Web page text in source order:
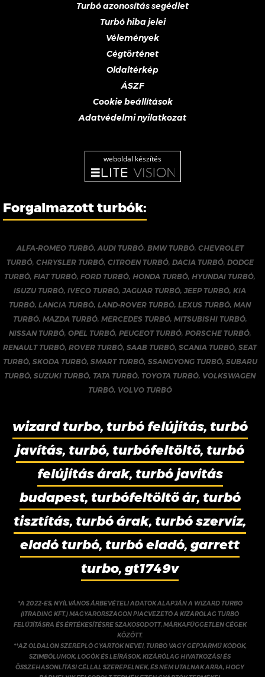
Turbó azonosítás segédlet
Turbó hiba jelei
Vélemények
Cégtörténet
Oldaltérkép
ÁSZF
Cookie beállítások
Adatvédelmi nyilatkozat
weboldal készítés
Forgalmazott turbók:
ALFA-ROMEO TURBÓ,AUDI TURBÓ, BMW TURBÓ, CHEVROLET
TURBÓ, CHRYSLER TURBÓ, CITROEN TURBÓ, DACIA TURBÓ, DODGE
TURBÓ,FIAT TURBÓ,FORD TURBÓ, HONDA TURBÓ, HYUNDAI TURBÓ,
ISUZU TURBÓ,IVECO TURBÓ,JAGUAR TURBÓ,JEEP TURBÓ,KIA
TURBÓ,LANCIA TURBÓ,LAND-ROVER TURBÓ,LEXUS TURBÓ,MAN
TURBÓ, MAZDA TURBÓ, MERCEDES TURBÓ, MITSUBISHI TURBÓ,
NISSAN TURBÓ, OPEL TURBÓ, PEUGEOT TURBÓ, PORSCHE TURBÓ,
RENAULT TURBÓ,ROVER TURBÓ,SAAB TURBÓ,SCANIA TURBÓ,SEAT
TURBÓ, SKODA TURBÓ, SMART TURBÓ, SSANGYONG TURBÓ, SUBARU
TURBÓ,SUZUKI TURBÓ, TATA TURBÓ, TOYOTA TURBÓ, VOLKSWAGEN
TURBÓ, VOLVO TURBÓ
wizard turbo, turbó felújítás, turbó
javítás, turbó, turbófeltöltő, turbó
felújítás árak, turbó javítás
budapest, turbófeltöltő ár, turbó
tisztítás, turbó árak, turbó szervíz,
eladó turbó, turbó eladó, garrett
turbo, gt1749v
*A 2022-ES, NYÍLVÁNOS ÁRBEVÉTELI ADATOK ALAPJÁN A WIZARD TURBO
(ITRADING KFT.) MAGYARORSZÁGON PIACVEZETŐ A KIZÁRÓLAG TURBÓ
FELÚJÍTÁSRA ÉS ÉRTÉKESÍTÉSRE SZAKOSODOTT, MÁRKAFÜGGETLEN CÉGEK
KÖZÖTT.
**AZ OLDALON SZEREPLŐ GYÁRTÓK NEVEI, TURBÓ VAGY GÉPJÁRMŰ KÓDOK,
SZIMBÓLUMOK, LOGÓK ÉS LEÍRÁSOK, KIZÁRÓLAG HIVATKOZÁSI ÉS
ÖSSZEHASONLÍTÁSI CÉLLAL SZEREPELNEK, ÉS NEM UTALNAK ARRA, HOGY